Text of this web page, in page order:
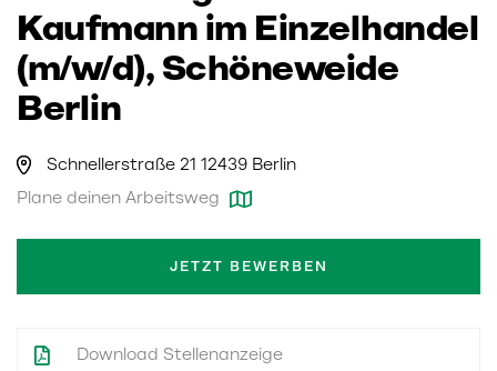
Kaufmann im Einzelhandel
(m/w/d), Schöneweide
Berlin
Schnellerstraße 21 12439 Berlin
Plane deinen Arbeitsweg
JETZT BEWERBEN
Download Stellenanzeige